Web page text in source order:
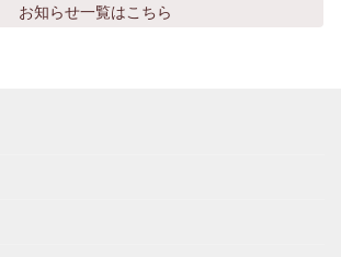
お知らせ一覧はこちら